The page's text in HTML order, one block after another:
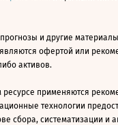
и другие
офертой или
активов.
применяются
технологии
сбора, систематизации и